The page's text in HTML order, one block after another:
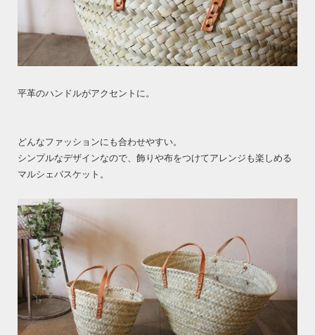
平革のハンドルがアクセントに。
どんなファッションにも合わせやすい。
シンプルなデザインなので、飾りや布をつけてアレンジも楽しめる
マルシェバスケット。